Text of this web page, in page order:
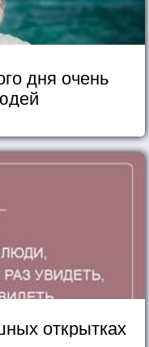
дня очень
открытках